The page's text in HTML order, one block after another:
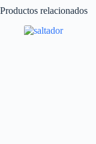
Productos relacionados